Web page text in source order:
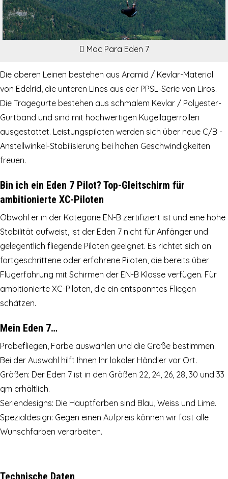
Mac Para Eden 7
Die oberen Leinen bestehen aus Aramid / Kevlar-Material
von Edelrid, die unteren Lines aus der PPSL-Serie von Liros.
Die Tragegurte bestehen aus schmalem Kevlar / Polyester-
Gurtband und sind mit hochwertigen Kugellagerrollen
ausgestattet. Leistungspiloten werden sich über neue C/B -
Anstellwinkel-Stabilisierung bei hohen Geschwindigkeiten
freuen.
Bin ich ein Eden 7 Pilot? Top-Gleitschirm für
ambitionierte XC-Piloten
Obwohl er in der Kategorie EN-B zertifiziert ist und eine hohe
Stabilität aufweist, ist der Eden 7 nicht für Anfänger und
gelegentlich fliegende Piloten geeignet. Es richtet sich an
fortgeschrittene oder erfahrene Piloten, die bereits über
Flugerfahrung mit Schirmen der EN-B Klasse verfügen. Für
ambitionierte XC-Piloten, die ein entspanntes Fliegen
schätzen.
Mein Eden 7…
Probefliegen, Farbe auswählen und die Größe bestimmen.
Bei der Auswahl hilft Ihnen Ihr lokaler Händler vor Ort.
Größen: Der Eden 7 ist in den Größen 22, 24, 26, 28, 30 und 33
qm erhältlich.
Seriendesigns: Die Hauptfarben sind Blau, Weiss und Lime.
Spezialdesign: Gegen einen Aufpreis können wir fast alle
Wunschfarben verarbeiten.
Technische Daten